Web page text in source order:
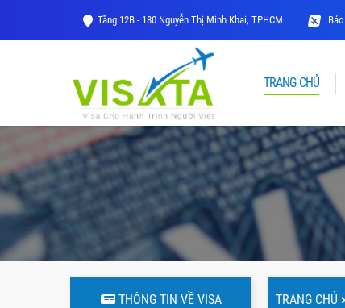
Tầng 12B - 180 Nguyễn Thị Minh Khai, TPHCM
TRANG CHỦ
THÔNG TIN VỀ VISA TRANG CHỦ